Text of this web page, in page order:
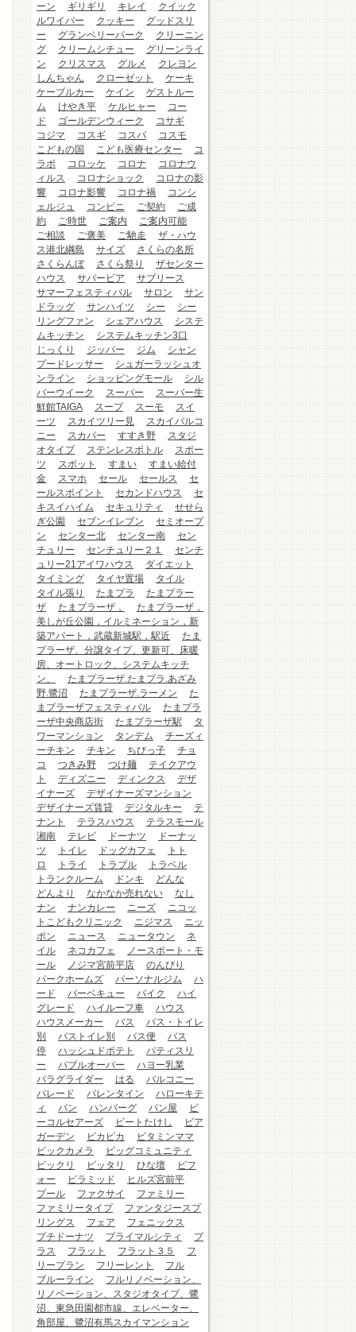
ーン
ギリギリ キレイ
クイック
ルワイパー
クッキー
グッドスリ
ー
グランベリーパーク
クリーニン
グ
クリームシチュー
グリーンライ
ン
クリスマス グルメ
クレヨン
しんちゃん
クローゼット
ケーキ
ケーブルカー
ケイン
ゲストルー
ム
けやき平 ケルヒャー
コー
ド
ゴールデンウィーク
コサギ
コジマ
コスギ コスパ
コスモ
こどもの国
こども医療センター
コ
ラボ
コロッケ コロナ
コロナウ
ィルス
コロナショック
コロナの影
響
コロナ影響 コロナ禍
コンシ
ェルジュ
コンビニ ご契約
ご成
約
ご時世 ご案内
ご案内可能
ご相談
ご褒美 ご馳走
ザ・ハウ
ス港北綱島
サイズ
さくらの名所
さくらんぼ
さくら祭り
ザセンター
ハウス
サバービア
サブリース
サマーフェスティバル
サロン
サン
ドラッグ
サンハイツ シー
シー
リングファン
シェアハウス
システ
ムキッチン
システムキッチン3口
じっくり
ジッパー ジム
シャン
プードレッサー
シュガーラッシュオ
ンライン
ショッピングモール
シル
バーウイーク
スーパー
スーパー生
鮮館TAIGA
スープ スーモ
スイ
ーツ
スカイツリー見
スカイバルコ
ニー
スカパー すすき野
スタジ
オタイプ
ステンレスボトル
スポー
ツ
スポット すまい
すまい給付
金
スマホ セール セールス
セ
ールスポイント
セカンドハウス
セ
キスイハイム
セキュリティ
せせら
ぎ公園
セブンイレブン
セミオープ
ン
センター北 センター南
セン
チュリー
センチュリー２１
センチ
ュリー21アイワハウス
ダイエット
タイミング
タイヤ置場
タイル
タイル張り
たまプラ
たまプラー
ザ
たまプラーザ，
たまプラーザ，
美しが丘公園，イルミネーション，新
築アパート，武蔵新城駅，駅近
たま
プラーザ、分譲タイプ、更新可、床暖
房、オートロック、システムキッチ
ン、
たまプラーザ.たまプラ.あざみ
野.鷺沼
たまプラーザ.ラーメン
た
まプラーザフェスティバル
たまプラ
ーザ中央商店街
たまプラーザ駅
タ
ワーマンション
タンデム
チーズィ
ーチキン
チキン ちびっ子
チョ
コ
つきみ野 つけ麺
テイクアウ
ト
ディズニー ディンクス
デザ
イナーズ
デザイナーズマンション
デザイナーズ賃貸
デジタルキー
テ
ナント
テラスハウス
テラスモール
湘南
テレビ ドーナツ
ドーナッ
ツ
トイレ ドッグカフェ
トト
ロ
トライ トラブル
トラベル
トランクルーム
ドンキ
どんな
どんより
なかなか売れない
なし
ナン
ナンカレー ニーズ
ニコッ
トこどもクリニック
ニジマス
ニッ
ポン
ニュース ニュータウン
ネ
イル
ネコカフェ
ノースポート・モ
ール
ノジマ宮前平店
のんびり
パークホームズ
パーソナルジム
ハ
ード
バーベキュー バイク
ハイ
グレード
ハイルーフ車
ハウス
ハウスメーカー
バス
バス・トイレ
別
バストイレ別 バス便
バス
停
ハッシュドポテト
パティスリ
ー
バブルオーバー
ハヨー乳業
パラグライダー
はる
バルコニー
パレード
バレンタイン
ハローキテ
ィ
パン ハンバーグ パン屋
ビ
ーコルセアーズ
ビートたけし
ビア
ガーデン
ピカピカ
ビタミンママ
ビックカメラ
ビッグコミュニティ
ビックリ
ピッタリ ひな壇
ビフ
ォー
ピラミッド
ヒルズ宮前平
プール
ファクサイ
ファミリー
ファミリータイプ
ファンタジースプ
リングス
フェア
フェニックス
プチドーナツ
プライマルシティ
プ
ラス
フラット フラット３５
フ
リープラン
フリーレント
フル
ブルーライン
フルリノベーション、
リノベーション、スタジオタイプ、鷺
沼、東急田園都市線、エレベーター、
角部屋、鷺沼有馬スカイマンション